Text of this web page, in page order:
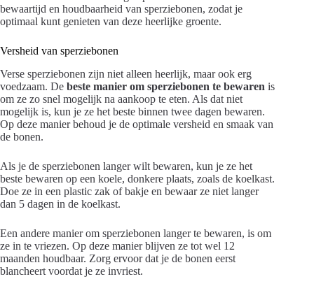
bewaartijd en houdbaarheid van sperziebonen, zodat je
optimaal kunt genieten van deze heerlijke groente.
Versheid van sperziebonen
Verse sperziebonen zijn niet alleen heerlijk, maar ook erg
voedzaam. De beste manier om sperziebonen te bewaren is
om ze zo snel mogelijk na aankoop te eten. Als dat niet
mogelijk is, kun je ze het beste binnen twee dagen bewaren.
Op deze manier behoud je de optimale versheid en smaak van
de bonen.
Als je de sperziebonen langer wilt bewaren, kun je ze het
beste bewaren op een koele, donkere plaats, zoals de koelkast.
Doe ze in een plastic zak of bakje en bewaar ze niet langer
dan 5 dagen in de koelkast.
Een andere manier om sperziebonen langer te bewaren, is om
ze in te vriezen. Op deze manier blijven ze tot wel 12
maanden houdbaar. Zorg ervoor dat je de bonen eerst
blancheert voordat je ze invriest.